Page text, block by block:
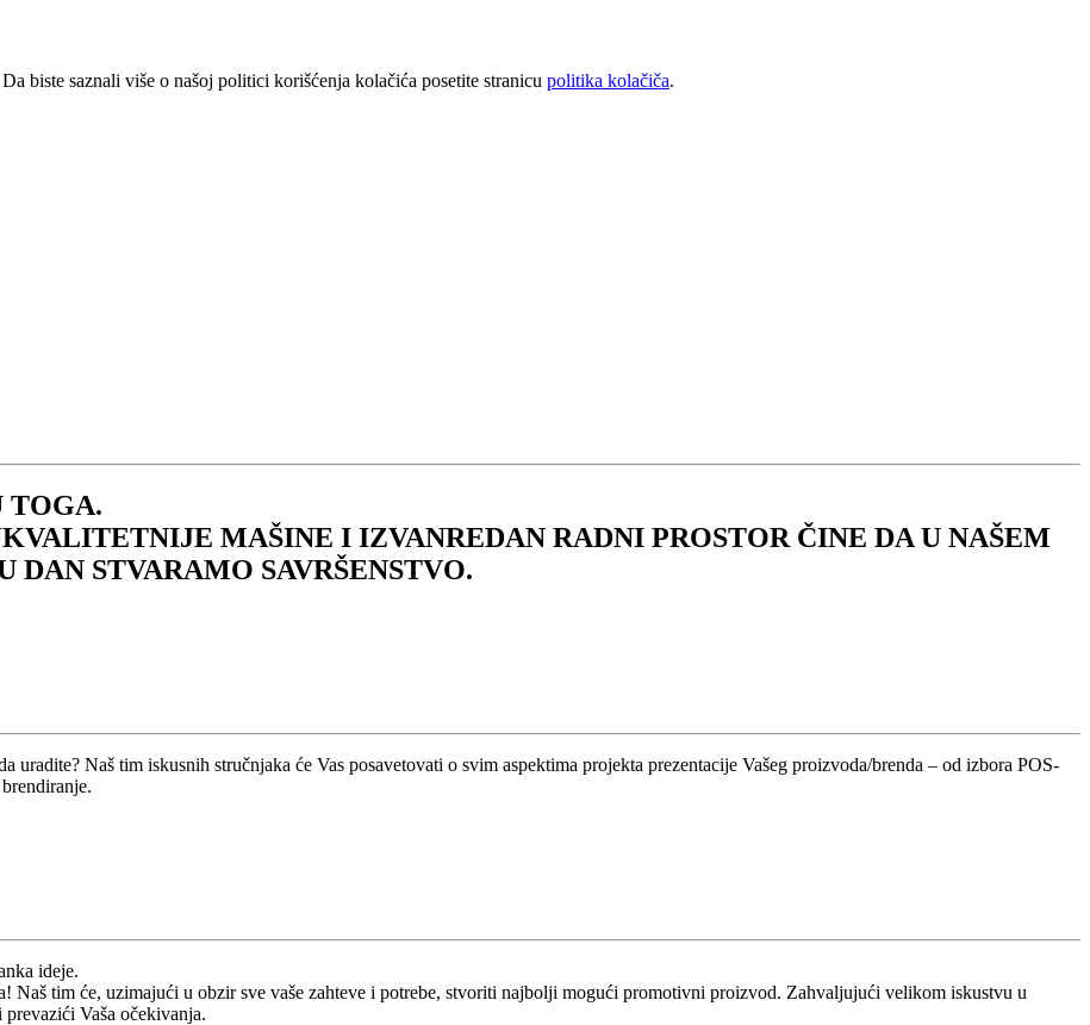
biste saznali više o našoj politici korišćenja kolačića posetite stranicu politika kolačiča.
TOGA.
MAŠINE I IZVANREDAN RADNI PROSTOR ČINE DA U NAŠEM
DAN STVARAMO SAVRŠENSTVO.
uradite? Naš tim iskusnih stručnjaka će Vas posavetovati o svim aspektima projekta prezentacije Vašeg proizvoda/brenda ‒ od izbora POS-
ideje.
Naš tim će, uzimajući u obzir sve vaše zahteve i potrebe, stvoriti najbolji mogući promotivni proizvod. Zahvaljujući velikom iskustvu u
Vaša očekivanja.